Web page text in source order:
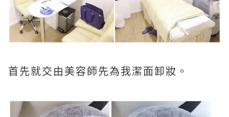
首先就交由美容師先為我潔面卸妝。